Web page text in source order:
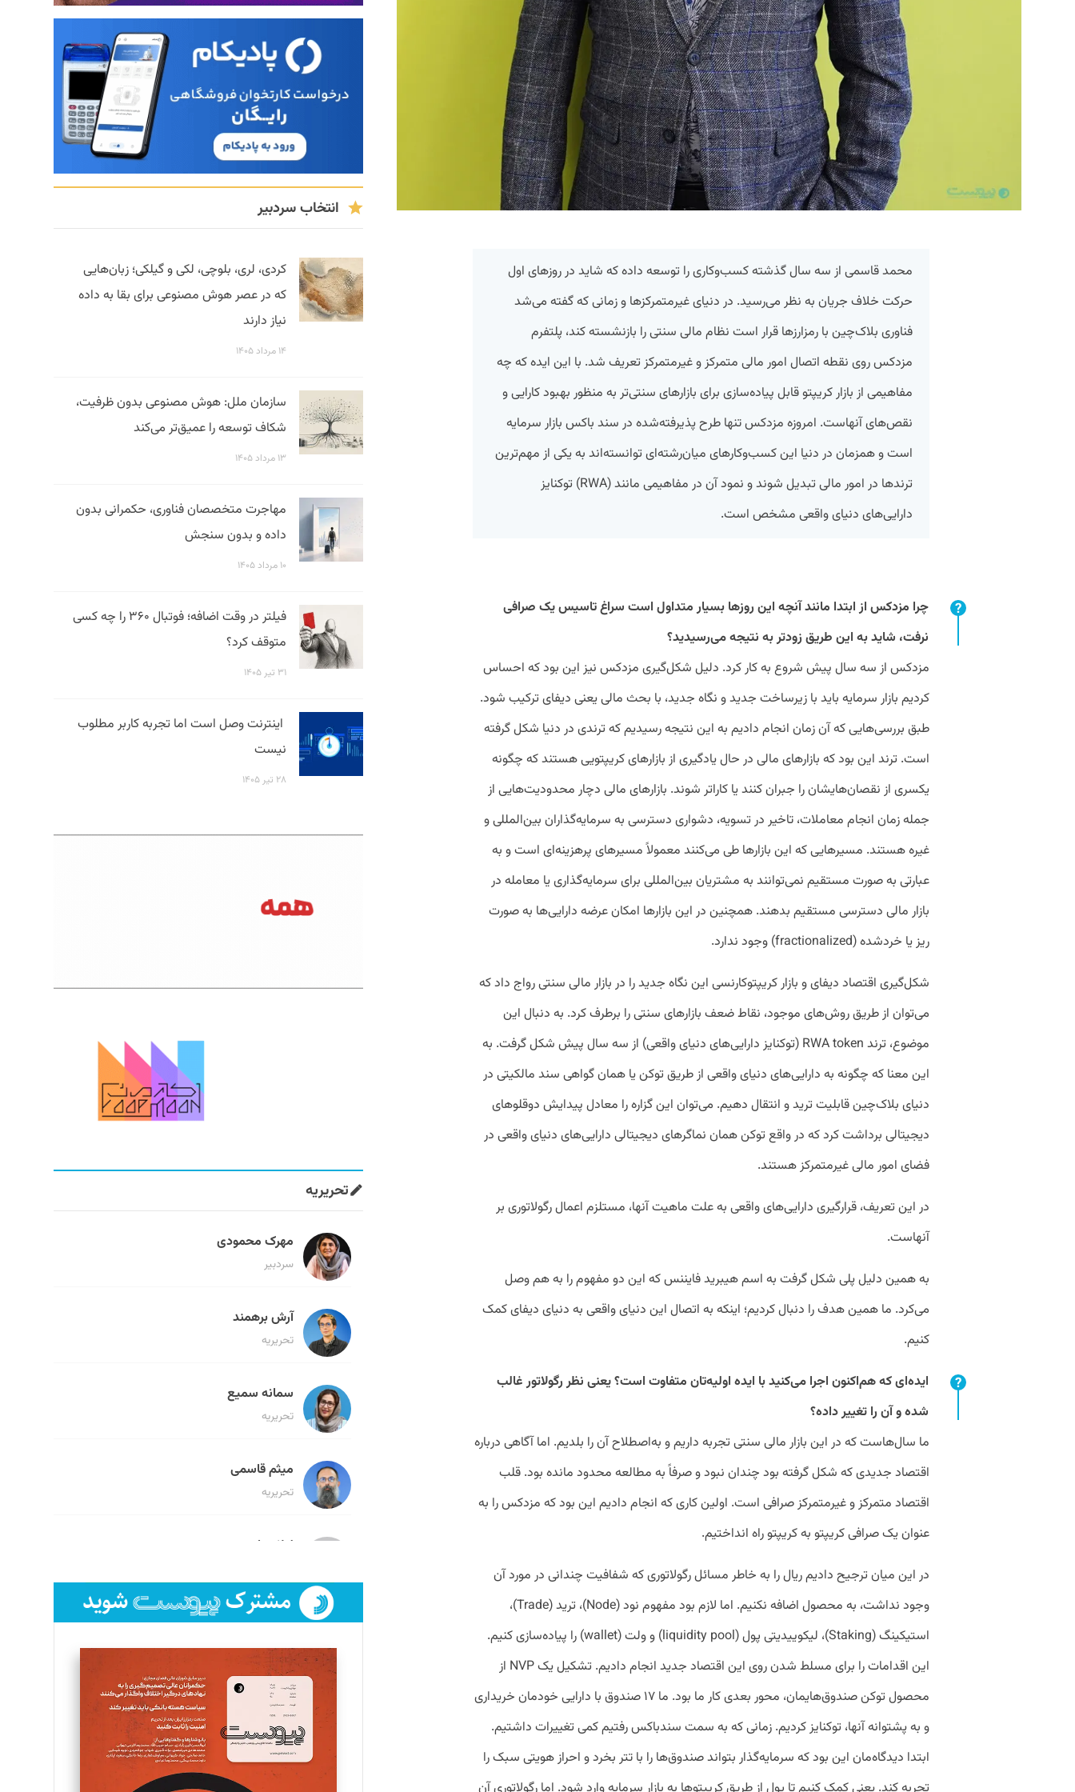
محمد قاسمی از سه سال گذشته کسب‌وکاری را توسعه داده که شاید در روز‌های اول
حرکت خلاف جریان به نظر می‌رسید. در دنیای غیرمتمرکزها و زمانی که گفته می‌شد
فناوری بلاک‌چین با رمزارزها قرار است نظام مالی سنتی را بازنشسته کند، پلتفرم
مزدکس روی نقطه اتصال امور مالی متمرکز و غیرمتمرکز تعریف شد. با این ایده که چه
مفاهیمی از بازار کریپتو قابل پیاده‌سازی برای بازارهای سنتی‌تر به منظور بهبود کارایی و
نقص‌های آنهاست. امروزه مزدکس تنها طرح پذیرفته‌شده در سند باکس بازار سرمایه
است و همزمان در دنیا این کسب‌وکارهای میان‌رشته‌ای توانسته‌اند به یکی از مهم‌ترین
ترندها در امور مالی تبدیل شوند و نمود آن در مفاهیمی مانند (RWA) توکنایز
دارایی‌های دنیای واقعی مشخص است.
چرا مزدکس از ابتدا مانند آنچه این روزها بسیار متداول است سراغ تاسیس یک صرافی
نرفت، شاید به این طریق زودتر به نتیجه می‌رسیدید؟
مزدکس از سه سال پیش شروع به کار کرد. دلیل شکل‌گیری مزدکس نیز این بود که احساس
کردیم بازار سرمایه باید با زیرساخت جدید و نگاه جدید، با بحث مالی یعنی دیفای ترکیب شود.
طبق بررسی‌هایی که آن زمان انجام دادیم به این نتیجه رسیدیم که ترندی در دنیا شکل گرفته
است. ترند این بود که بازارهای مالی در حال یادگیری از بازارهای کریپتویی هستند که چگونه
یکسری از نقصان‌هایشان را جبران کنند یا کاراتر شوند. بازارهای مالی دچار محدودیت‌هایی از
جمله زمان انجام معاملات،‌ تاخیر در تسویه‌، دشواری دسترسی به سرمایه‌گذاران بین‌المللی و
غیره هستند. مسیرهایی که این بازارها طی می‌کنند معمولاً مسیرهای پرهزینه‌ای است و به
عبارتی به صورت مستقیم نمی‌توانند به مشتریان بین‌المللی برای سرمایه‌گذاری یا معامله در
بازار مالی دسترسی مستقیم بدهند. همچنین در این بازارها امکان عرضه دارایی‌ها به صورت
ریز یا خردشده (fractionalized) وجود ندارد.
شکل‌گیری اقتصاد دیفای و بازار کریپتوکارنسی این نگاه جدید را در بازار مالی سنتی رواج داد که
می‌توان از طریق روش‌های موجود، نقاط ضعف بازارهای سنتی را برطرف کرد. به دنبال این
موضوع، ترند RWA token (توکنایز دارایی‌های دنیای واقعی) از سه سال پیش شکل گرفت. به
این معنا که چگونه به دارایی‌های دنیای واقعی از طریق توکن یا همان گواهی سند مالکیتی در
دنیای بلاک‌چین قابلیت ترید و انتقال دهیم. می‌توان این گزاره را معادل پیدایش دوقلوهای
دیجیتالی برداشت کرد که در واقع توکن همان نماگرهای دیجیتالی دارایی‌های دنیای واقعی در
فضای امور مالی غیرمتمرکز هستند.
در این تعریف، قرارگیری دارایی‌های واقعی به علت ماهیت آنها، مستلزم اعمال رگولاتوری بر
آنهاست.
به همین دلیل پلی شکل گرفت به اسم هیبرید فایننس که این دو مفهوم را به هم وصل
می‌کرد. ما همین هدف را دنبال کردیم؛ اینکه به اتصال این دنیای واقعی به دنیای دیفای کمک
کنیم.
ایده‌ای که هم‌اکنون اجرا می‌کنید با ایده اولیه‌تان متفاوت است؟ یعنی نظر رگولاتور غالب
شده و آن را تغییر داده؟
ما سال‌هاست که در این بازار مالی سنتی تجربه داریم و به‌اصطلاح آن را بلدیم. اما آگاهی درباره
اقتصاد جدیدی که شکل گرفته بود چندان نبود و صرفاً به مطالعه محدود مانده بود. قلب
اقتصاد متمرکز و غیرمتمرکز صرافی است. اولین کاری که انجام دادیم این بود که مزدکس را به
عنوان یک صرافی کریپتو به کریپتو راه انداختیم.
در این میان ترجیح دادیم ریال را به‌ خاطر مسائل رگولاتوری که شفافیت چندانی در مورد آن
وجود نداشت، به محصول اضافه نکنیم. اما لازم بود مفهوم نود (Node)، ترید (Trade)،
استیکینگ (Staking)، لیکوییدیتی پول (liquidity pool) و ولت (wallet) را پیاده‌سازی کنیم.
این اقدامات را برای مسلط شدن روی این اقتصاد جدید انجام دادیم. تشکیل یک NVP از
محصول توکن صندوق‌هایمان، محور بعدی کار ما بود. ما ۱۷ صندوق با دارایی خودمان خریداری
و به پشتوانه آنها، توکنایز کردیم. زمانی که به سمت سندباکس رفتیم کمی تغییرات داشتیم.
ابتدا دیدگاه‌مان این بود که سرمایه‌گذار بتواند صندوق‌ها را با تتر بخرد و احراز هویتی سبک را
انتخاب سردبیر
کردی، لری، بلوچی، لکی و گیلکی؛ زبان‌هایی
که در عصر هوش مصنوعی برای بقا به داده
نیاز دارند
۱۴ مرداد ۱۴۰۵
سازمان ملل: هوش مصنوعی بدون ظرفیت،
شکاف توسعه را عمیق‌تر می‌کند
۱۳ مرداد ۱۴۰۵
مهاجرت متخصصان فناوری، حکمرانی بدون
داده و بدون سنجش
۱۰ مرداد ۱۴۰۵
فیلتر در وقت اضافه؛ فوتبال ۳۶۰ را چه کسی
متوقف کرد؟
۳۱ تیر ۱۴۰۵
اینترنت وصل است اما تجربه کاربر مطلوب
نیست
۲۸ تیر ۱۴۰۵
تحریریه
مهرک محمودی
سردبیر
آرش برهمند
تحریریه
سمانه سمیع
تحریریه
میثم قاسمی
تحریریه
لیلا حنارود
فائزه فتحی رستمی
تحریریه
سروش کرمیان
تحریریه
مینا پاکدل